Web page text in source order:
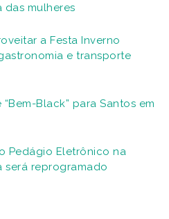
das mulheres
a Festa Inverno
e transporte
Black” para Santos em
Pedágio Eletrônico na
será reprogramado